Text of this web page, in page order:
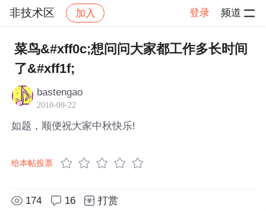
非技术区 加入 登录 频道
社区 非技术区 帖子详情
菜鸟&#xff0c;想问问大家都工作多长时间
了&#xff1f;
bastengao
2010-09-22
如题，顺便祝大家中秋快乐!
给本帖投票
174 16 打赏